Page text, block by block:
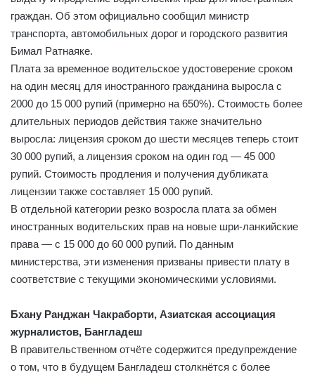
граждан. Об этом официально сообщил министр
транспорта, автомобильных дорог и городского развития
Бимал Ратнаяке.
Плата за временное водительское удостоверение сроком
на один месяц для иностранного гражданина выросла с
2000 до 15 000 рупий (примерно на 650%). Стоимость более
длительных периодов действия также значительно
выросла: лицензия сроком до шести месяцев теперь стоит
30 000 рупий, а лицензия сроком на один год — 45 000
рупий. Стоимость продления и получения дубликата
лицензии также составляет 15 000 рупий.
В отдельной категории резко возросла плата за обмен
иностранных водительских прав на новые шри-ланкийские
права — с 15 000 до 60 000 рупий. По данным
министерства, эти изменения призваны привести плату в
соответствие с текущими экономическими условиями.
Бхану Ранджан Чакраборти, Азиатская ассоциация
журналистов, Бангладеш
В правительственном отчёте содержится предупреждение
о том, что в будущем Бангладеш столкнётся с более